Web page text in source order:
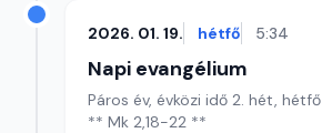
2026. 01. 19. hétfő 5:34
Napi evangélium
Páros év, évközi idő 2. hét, hétfő
** Mk 2,18-22 **